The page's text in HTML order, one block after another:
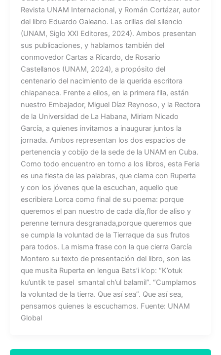
Revista UNAM Internacional, y Román Cortázar, autor
del libro Eduardo Galeano. Las orillas del silencio
(UNAM, Siglo XXI Editores, 2024). Ambos presentan
sus publicaciones, y hablamos también del
conmovedor Cartas a Ricardo, de Rosario
Castellanos (UNAM, 2024), a propósito del
centenario del nacimiento de la querida escritora
chiapaneca. Frente a ellos, en la primera fila, están
nuestro Embajador, Miguel Díaz Reynoso, y la Rectora
de la Universidad de La Habana, Miriam Nicado
García, a quienes invitamos a inaugurar juntos la
jornada. Ambos representan los dos espacios de
pertenencia y cobijo de la sede de la UNAM en Cuba.
Como todo encuentro en torno a los libros, esta Feria
es una fiesta de las palabras, que clama con Ruperta
y con los jóvenes que la escuchan, aquello que
escribiera Lorca como final de su poema: porque
queremos el pan nuestro de cada día,flor de aliso y
perenne ternura desgranada,porque queremos que
se cumpla la voluntad de la Tierraque da sus frutos
para todos. La misma frase con la que cierra García
Montero su texto de presentación del libro, son las
que musita Ruperta en lengua Bats’i k’op: “K’otuk
ku’untik te pasel smantal ch’ul balamil”. “Cumplamos
la voluntad de la tierra. Que así sea”. Que así sea,
pensamos quienes la escuchamos. Fuente: UNAM
Global